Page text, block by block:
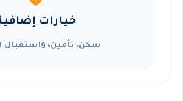
خيارات
سكن، تأمين، واستقبال